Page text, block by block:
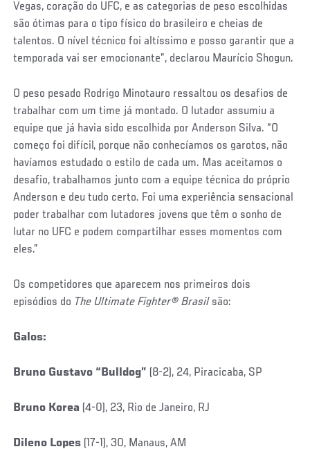
Vegas, coração do UFC, e as categorias de peso escolhidas
são ótimas para o tipo físico do brasileiro e cheias de
talentos. O nível técnico foi altíssimo e posso garantir que a
temporada vai ser emocionante”, declarou Maurício Shogun.
O peso pesado Rodrigo Minotauro ressaltou os desafios de
trabalhar com um time já montado. O lutador assumiu a
equipe que já havia sido escolhida por Anderson Silva. “O
começo foi difícil, porque não conhecíamos os garotos, não
havíamos estudado o estilo de cada um. Mas aceitamos o
desafio, trabalhamos junto com a equipe técnica do próprio
Anderson e deu tudo certo. Foi uma experiência sensacional
poder trabalhar com lutadores jovens que têm o sonho de
lutar no UFC e podem compartilhar esses momentos com
eles.”
Os competidores que aparecem nos primeiros dois
episódios do The Ultimate Fighter® Brasil são:
Galos:
Bruno Gustavo “Bulldog” (8-2), 24, Piracicaba, SP
Bruno Korea (4-0), 23, Rio de Janeiro, RJ
Dileno Lopes (17-1), 30, Manaus, AM